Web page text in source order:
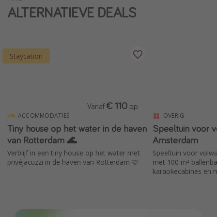
Single reizen
25 beste pretparken
Beste keukens ter wereld
Center Parcs
Disneyland Parijs
All inclusive vakantie in Griekenland
ALTERNATIEVE DEALS
Staycation
ACCOMMODATIES
Tiny house op het water in de haven
van Rotterdam 🌊
Verblijf in een tiny house op het water met
privéjacuzzi in de haven van Rotterdam 🩵
Vanaf € 110 p.p.
OVERIG
Speeltuin voor
Amsterdam
Speeltuin voor
met 100 m²
karaokecabines en